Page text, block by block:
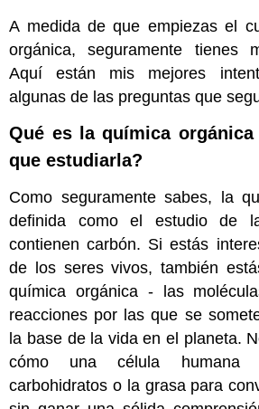
A medida de que empiezas el
orgánica, seguramente tienes
Aquí están mis mejores
algunas de las preguntas que
Qué es la química
que estudiarla?
Como seguramente sabes, la
definida como el estudio de
contienen carbón. Si estás
de los seres vivos, también
química orgánica - las
reacciones por las que se
la base de la vida en el planeta.
cómo una célula humana
carbohidratos o la grasa para